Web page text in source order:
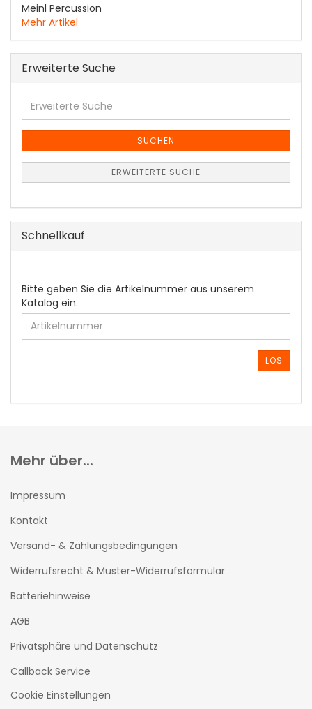
Meinl Percussion
Mehr Artikel
Erweiterte Suche
Erweiterte
Suche
SUCHEN
ERWEITERTE SUCHE
Schnellkauf
BITTE
GEBEN
SIE
DIE
ARTIKELNUMMER
EIN.
Bitte geben Sie die Artikelnummer aus unserem
Katalog ein.
LOS
Mehr über...
Impressum
Kontakt
Versand- & Zahlungsbedingungen
Widerrufsrecht & Muster-Widerrufsformular
Batteriehinweise
AGB
Privatsphäre und Datenschutz
Callback Service
Cookie Einstellungen